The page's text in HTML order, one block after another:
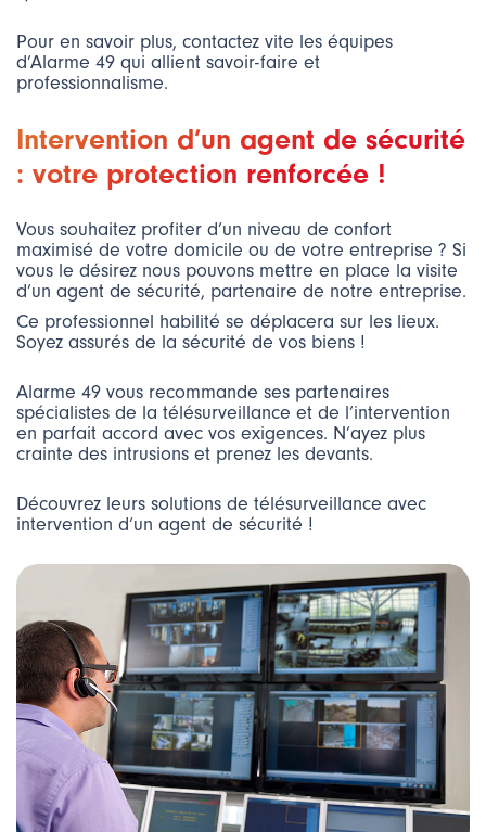
Pour en savoir plus, contactez vite les équipes
d’Alarme 49 qui allient savoir-faire et
professionnalisme.
Intervention d’un agent de sécurité
: votre protection renforcée !
Vous souhaitez profiter d’un niveau de confort
maximisé de votre domicile ou de votre entreprise ? Si
vous le désirez nous pouvons mettre en place la visite
d’un agent de sécurité, partenaire de notre entreprise.
Ce professionnel habilité se déplacera sur les lieux.
Soyez assurés de la sécurité de vos biens !
Alarme 49 vous recommande ses partenaires
spécialistes de la télésurveillance et de l’intervention
en parfait accord avec vos exigences. N’ayez plus
crainte des intrusions et prenez les devants.
Découvrez leurs solutions de télésurveillance avec
intervention d’un agent de sécurité !